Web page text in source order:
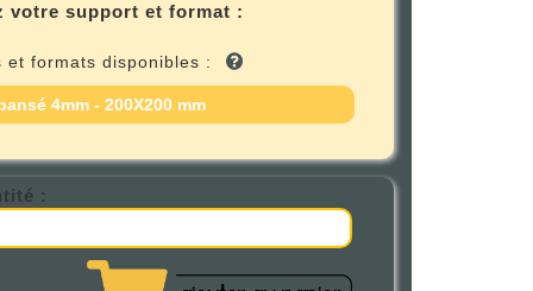
votre support et format :
et formats disponibles :
4mm - 200X200 mm
: